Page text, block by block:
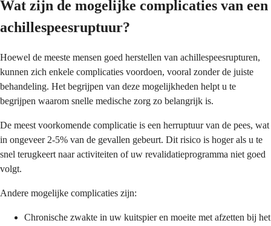
Wat zijn de mogelijke complicaties van een
achillespeesruptuur?
Hoewel de meeste mensen goed herstellen van achillespeesrupturen,
kunnen zich enkele complicaties voordoen, vooral zonder de juiste
behandeling. Het begrijpen van deze mogelijkheden helpt u te
begrijpen waarom snelle medische zorg zo belangrijk is.
De meest voorkomende complicatie is een herruptuur van de pees, wat
in ongeveer 2-5% van de gevallen gebeurt. Dit risico is hoger als u te
snel terugkeert naar activiteiten of uw revalidatieprogramma niet goed
volgt.
Andere mogelijke complicaties zijn:
Chronische zwakte in uw kuitspier en moeite met afzetten bij het